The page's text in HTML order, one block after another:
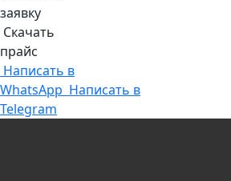
заявку
Скачать
прайс
Написать в
WhatsApp Написать в
Telegram